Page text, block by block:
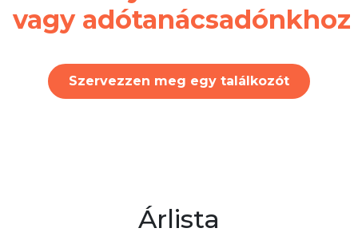
vagy adótanácsadónkhoz
Szervezzen meg egy találkozót
Árlista